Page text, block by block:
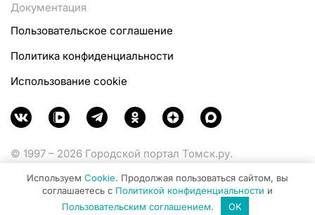
Документация
Пользовательское соглашение
Политика конфиденциальности
Использование cookie
© 1997 – 2026 Городской портал Томск.ру.
Министерства цифрового развития, связи и массовых
коммуникаций Российской Федерации.
Используем Cookie. Продолжая пользоваться сайтом, вы
соглашаетесь с Политикой конфиденциальности и
Пользовательским соглашением. OK